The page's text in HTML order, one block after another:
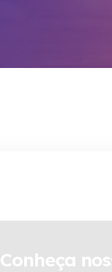
Conheça